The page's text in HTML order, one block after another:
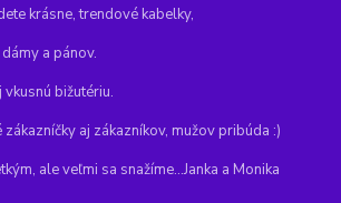
krásne, trendové kabelky,
a pánov.
vkusnú bižutériu.
aj zákazníkov, mužov pribúda :)
ale veľmi sa snažíme...Janka a Monika